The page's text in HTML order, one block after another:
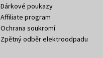
Dárkové poukazy
Affiliate program
Ochrana soukromí
Zpětný odběr elektroodpadu